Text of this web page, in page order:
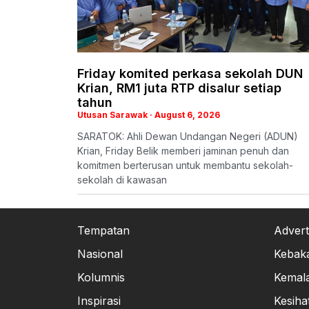
Friday komited perkasa sekolah DUN
Krian, RM1 juta RTP disalur setiap
tahun
Utusan Sarawak August 6, 2026
SARATOK: Ahli Dewan Undangan Negeri (ADUN)
Krian, Friday Belik memberi jaminan penuh dan
komitmen berterusan untuk membantu sekolah-
sekolah di kawasan
Tempatan
Nasional
Kolumnis
Inspirasi